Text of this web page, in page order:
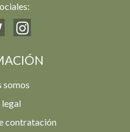
somos
contratación